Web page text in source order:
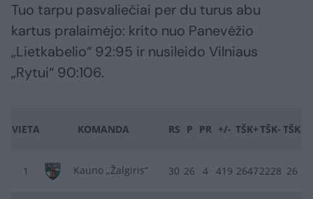
Tuo tarpu pasvaliečiai per du turus abu
kartus pralaimėjo: krito nuo Panevėžio
„Lietkabelio“ 92:95 ir nusileido Vilniaus
„Rytui“ 90:106.
VIETA KOMANDA RS P PR +/- TŠK+TŠK- TŠK
1 Kauno „Žalgiris“ 30 26 4 419 26472228 26